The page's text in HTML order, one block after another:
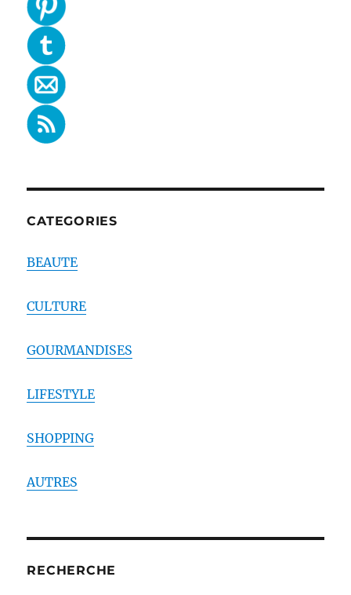
CATEGORIES
BEAUTE
CULTURE
GOURMANDISES
LIFESTYLE
SHOPPING
AUTRES
RECHERCHE